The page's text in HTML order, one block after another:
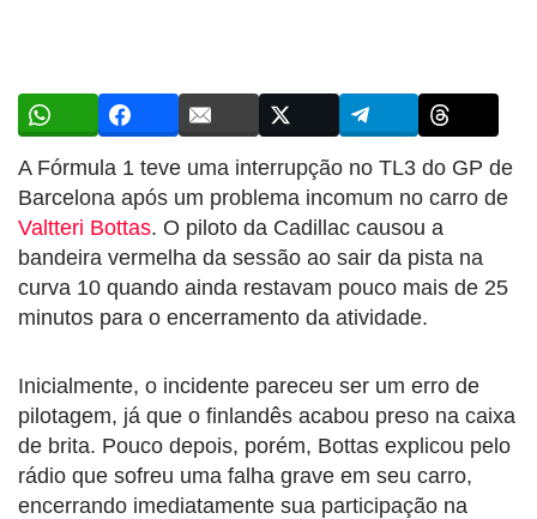
A Fórmula 1 teve uma interrupção no TL3 do GP de
Barcelona após um problema incomum no carro de
Valtteri Bottas. O piloto da Cadillac causou a
bandeira vermelha da sessão ao sair da pista na
curva 10 quando ainda restavam pouco mais de 25
minutos para o encerramento da atividade.
Inicialmente, o incidente pareceu ser um erro de
pilotagem, já que o finlandês acabou preso na caixa
de brita. Pouco depois, porém, Bottas explicou pelo
rádio que sofreu uma falha grave em seu carro,
encerrando imediatamente sua participação na